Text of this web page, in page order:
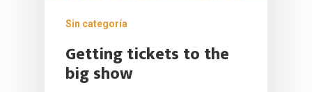
Sin categoría
Getting tickets to the
big show